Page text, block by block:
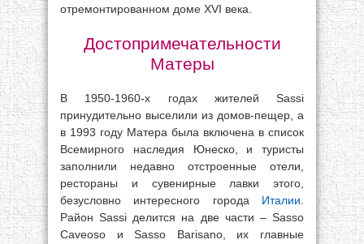
отремонтированном доме XVI века.
Достопримечательности
Матеры
В 1950-1960-х годах жителей Sassi
принудительно выселили из домов-пещер, а
в 1993 году Матера была включена в список
Всемирного наследия Юнеско, и туристы
заполнили недавно отстроенные отели,
рестораны и сувенирные лавки этого,
безусловно интересного города Италии
Район Sassi делится на две части – Sasso
Caveoso и Sasso Barisano, их главные